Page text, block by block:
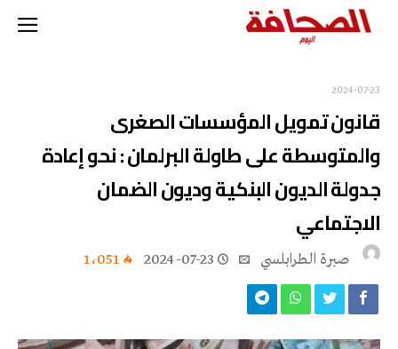
2024-07-23
قانون تمويل المؤسسات الصغرى
والمتوسطة على طاولة البرلمان : نحو إعادة
جدولة الديون البنكية وديون الضمان
الاجتماعي
صبرة الطرابلسي 2024-07-23 1٬051